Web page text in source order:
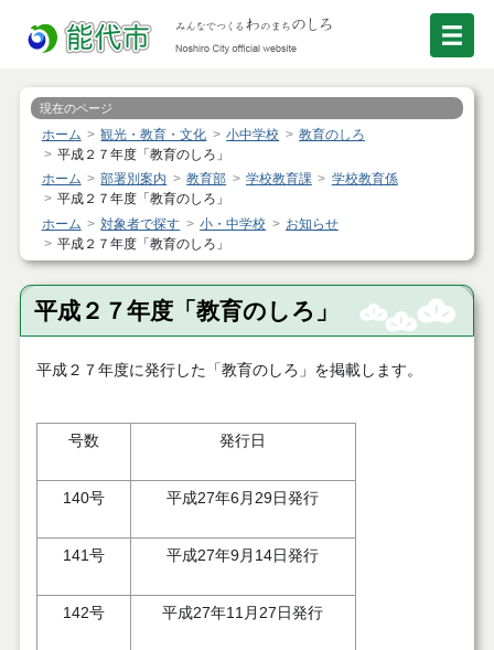
現在のページ
ホーム 観光・教育・文化 小中学校
教育のしろ
平成２７年度「教育のしろ」
ホーム
部署別案内 教育部 学校教育課
学校教育係
平成２７年度「教育のしろ」
ホーム
対象者で探す 小・中学校
お知らせ
平成２７年度「教育のしろ」
平成２７年度「教育のしろ」
平成２７年度に発行した「教育のしろ」を掲載します。
号数 発行日
140号 平成27年6月29日発行
141号 平成27年9月14日発行
142号 平成27年11月27日発行